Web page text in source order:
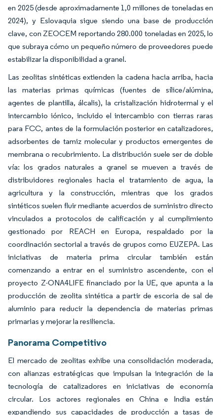
en 2025 (desde aproximadamente 1,0 millones de toneladas en
2024), y Eslovaquia sigue siendo una base de producción
clave, con ZEOCEM reportando 280.000 toneladas en 2025, lo
que subraya cómo un pequeño número de proveedores puede
estabilizar la disponibilidad a granel.
Las zeolitas sintéticas extienden la cadena hacia arriba, hacia
las materias primas químicas (fuentes de sílice/alúmina,
agentes de plantilla, álcalis), la cristalización hidrotermal y el
intercambio iónico, incluido el intercambio con tierras raras
para FCC, antes de la formulación posterior en catalizadores,
adsorbentes de tamiz molecular y productos emergentes de
membrana o recubrimiento. La distribución suele ser de doble
vía: los grados naturales a granel se mueven a través de
distribuidores regionales hacia el tratamiento de agua, la
agricultura y la construcción, mientras que los grados
sintéticos suelen fluir mediante acuerdos de suministro directo
vinculados a protocolos de calificación y al cumplimiento
gestionado por REACH en Europa, respaldado por la
coordinación sectorial a través de grupos como EUZEPA. Las
iniciativas de materia prima circular también están
comenzando a entrar en el suministro ascendente, con el
proyecto Z-ONA4LIFE financiado por la UE, que apunta a la
producción de zeolita sintética a partir de escoria de sal de
aluminio para reducir la dependencia de materias primas
primarias y mejorar la resiliencia.
Panorama Competitivo
El mercado de zeolitas exhibe una consolidación moderada,
con alianzas estratégicas que impulsan la integración de la
tecnología de catalizadores en iniciativas de economía
circular. Los actores regionales en China e India están
expandiendo sus capacidades de producción a tasas de